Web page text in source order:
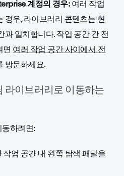
계정의 경우:여러 작업
경우, 라이브러리 콘텐츠는 현
과 일치합니다. 작업 공간 간 전
면여러 작업 공간 사이에서 전
방문하세요.
라이브러리로 이동하는
하려면:
업 공간 내 왼쪽 탐색 패널을